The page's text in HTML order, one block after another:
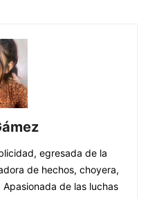
egresada de la
de hechos, choyera,
de las luchas